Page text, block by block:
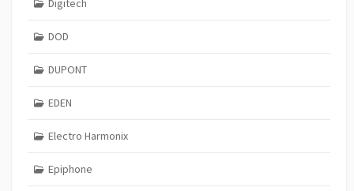
Digitech
DOD
DUPONT
EDEN
Electro Harmonix
Epiphone